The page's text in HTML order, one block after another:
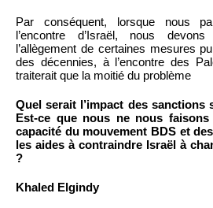
Par conséquent, lorsque nous
l’encontre d’Israël, nous
l’allègement de certaines mesures
des décennies, à l’encontre des
traiterait que la moitié du problème
Quel serait l’impact des sanctions
Est-ce que nous ne nous
capacité du mouvement BDS et
les aides à contraindre Israël à
?
Khaled Elgindy